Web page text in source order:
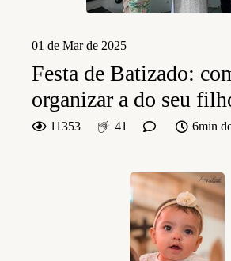
01 de Mar de 2025
Festa de Batizado:
organizar a do seu
11353 41 6min